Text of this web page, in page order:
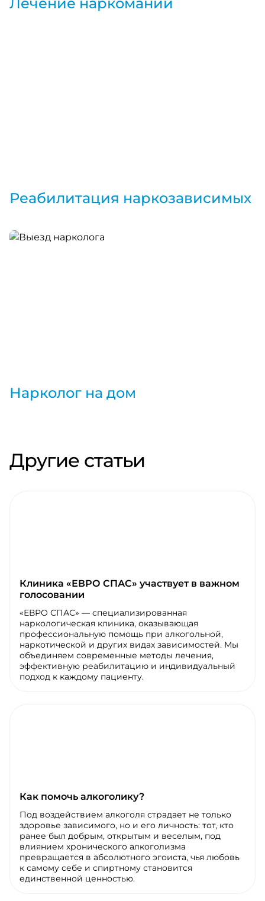
Реабилитация наркозависимых
Нарколог на дом
Другие статьи
Клиника «ЕВРО СПАС» участвует в важном
голосовании
«ЕВРО СПАС» — специализированная
наркологическая клиника, оказывающая
профессиональную помощь при алкогольной,
наркотической и других видах зависимостей. Мы
объединяем современные методы лечения,
эффективную реабилитацию и индивидуальный
подход к каждому пациенту.
Как помочь алкоголику?
Под воздействием алкоголя страдает не только
здоровье зависимого, но и его личность: тот, кто
ранее был добрым, открытым и веселым, под
влиянием хронического алкоголизма
превращается в абсолютного эгоиста, чья любовь
к самому себе и спиртному становится
единственной ценностью.